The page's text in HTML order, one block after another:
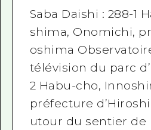
Saba Daishi : 288-1
shima, Onomichi,
oshima
télévision du parc
2 Habu-cho,
préfecture
utour du sentier de